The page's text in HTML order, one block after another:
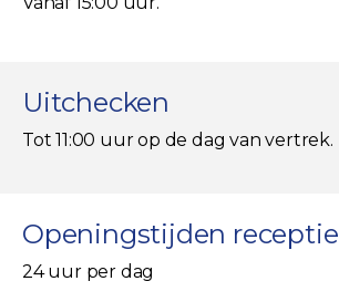
Uitchecken
Tot 11:00 uur op de dag van vertrek.
Openingstijden receptie
24 uur per dag